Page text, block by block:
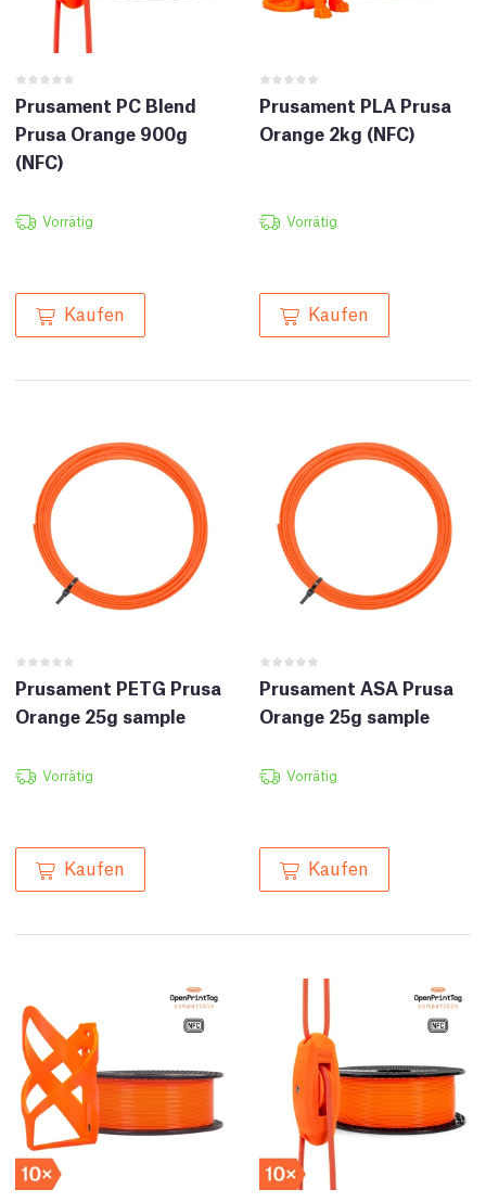
Prusament PC Blend
Prusa Orange 900g
(NFC)
Vorrätig
Kaufen
Prusament PLA Prusa
Orange 2kg (NFC)
Vorrätig
Kaufen
Prusament PETG Prusa
Orange 25g sample
Vorrätig
Kaufen
Prusament ASA Prusa
Orange 25g sample
Vorrätig
Kaufen